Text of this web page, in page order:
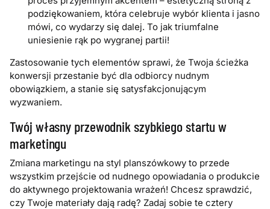
podziękowaniem, która celebruje wybór klienta i jasno
mówi, co wydarzy się dalej. To jak triumfalne
uniesienie rąk po wygranej partii!
Zastosowanie tych elementów sprawi, że Twoja ścieżka
konwersji przestanie być dla odbiorcy nudnym
obowiązkiem, a stanie się satysfakcjonującym
wyzwaniem.
Twój własny przewodnik szybkiego startu w
marketingu
Zmiana marketingu na styl planszówkowy to przede
wszystkim przejście od nudnego opowiadania o produkcie
do aktywnego projektowania wrażeń! Chcesz sprawdzić,
czy Twoje materiały dają radę? Zadaj sobie te cztery